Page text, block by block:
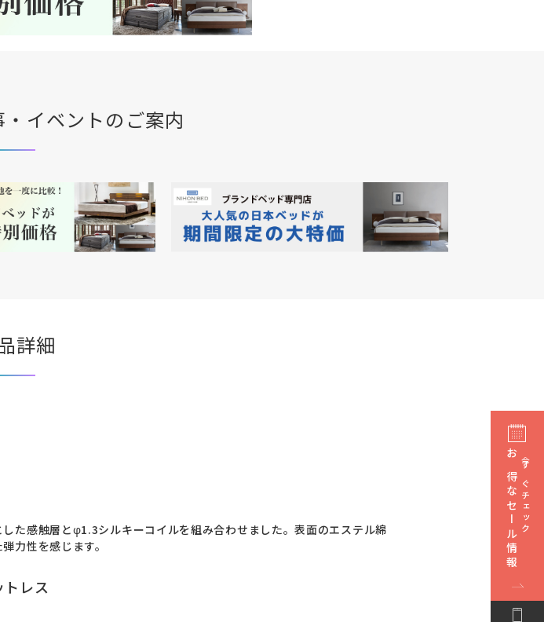
イベントのご案内
詳細
た感触層とφ1.3シルキーコイルを組み合わせました。表面のエステル綿
力性を感じます。
レス
今すぐチェック
お得なセール情報